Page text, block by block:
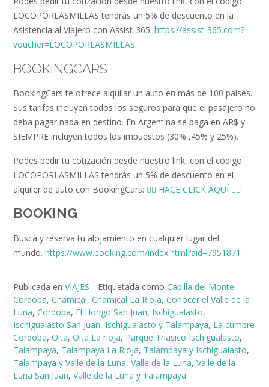
LOCOPORLASMILLAS tendrás un 5% de descuento en la
Asistencia al Viajero con Assist-365: https://assist-365.com?
voucher=LOCOPORLASMILLAS
BOOKINGCARS
BookingCars te ofrece alquilar un auto en más de 100 países.
Sus tarifas incluyen todos los seguros para que el pasajero no
deba pagar nada en destino. En Argentina se paga en AR$ y
SIEMPRE incluyen todos los impuestos (30% ,45% y 25%).
Podes pedir tu cotización desde nuestro link, con el código
LOCOPORLASMILLAS tendrás un 5% de descuento en el
alquiler de auto con BookingCars: 👉🏻 HACE CLICK AQUÍ 👈🏻
BOOKING
Buscá y reserva tu alojamiento en cualquier lugar del
mundo. https://www.booking.com/index.html?aid=7951871
Publicada en VIAJES Etiquetada como Capilla del Monte
Cordoba, Chamical, Chamical La Rioja, Conocer el Valle de la
Luna, Cordoba, El Hongo San Juan, Ischigualasto,
Ischigualasto San Juan, Ischigualasto y Talampaya, La cumbre
Cordoba, Olta, Olta La rioja, Parque Triasico Ischigualasto,
Talampaya, Talampaya La Rioja, Talampaya y Ischigualasto,
Talampaya y Valle de la Luna, Valle de la Luna, Valle de la
Luna San Juan, Valle de la Luna y Talampaya